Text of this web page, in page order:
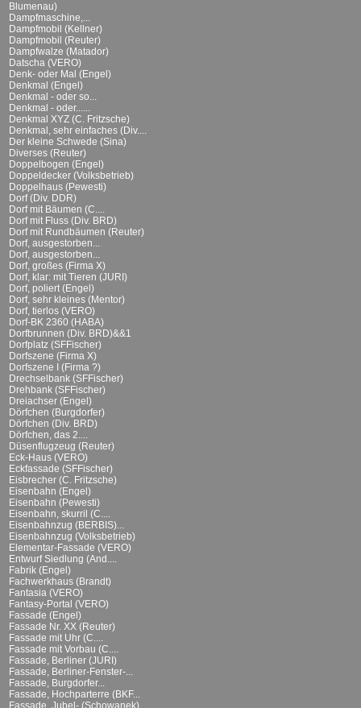
Blumenau)
Dampfmaschine,...
Dampfmobil (Kellner)
Dampfmobil (Reuter)
Dampfwalze (Matador)
Datscha (VERO)
Denk- oder Mal (Engel)
Denkmal (Engel)
Denkmal - oder so...
Denkmal - oder......
Denkmal XYZ (C. Fritzsche)
Denkmal, sehr einfaches (Div....
Der kleine Schwede (Sina)
Diverses (Reuter)
Doppelbogen (Engel)
Doppeldecker (Volksbetrieb)
Doppelhaus (Pewesti)
Dorf (Div. DDR)
Dorf mit Bäumen (C....
Dorf mit Fluss (Div. BRD)
Dorf mit Rundbäumen (Reuter)
Dorf, ausgestorben...
Dorf, ausgestorben...
Dorf, großes (Firma X)
Dorf, klar: mit Tieren (JURI)
Dorf, poliert (Engel)
Dorf, sehr kleines (Mentor)
Dorf, tierlos (VERO)
Dorf-BK 2360 (HABA)
Dorfbrunnen (Div. BRD)&&1
Dorfplatz (SFFischer)
Dorfszene (Firma X)
Dorfszene I (Firma ?)
Drechselbank (SFFischer)
Drehbank (SFFischer)
Dreiachser (Engel)
Dörfchen (Burgdorfer)
Dörfchen (Div. BRD)
Dörfchen, das 2....
Düsenflugzeug (Reuter)
Eck-Haus (VERO)
Eckfassade (SFFischer)
Eisbrecher (C. Fritzsche)
Eisenbahn (Engel)
Eisenbahn (Pewesti)
Eisenbahn, skurril (C....
Eisenbahnzug (BERBIS)...
Eisenbahnzug (Volksbetrieb)
Elementar-Fassade (VERO)
Entwurf Siedlung (And....
Fabrik (Engel)
Fachwerkhaus (Brandt)
Fantasia (VERO)
Fantasy-Portal (VERO)
Fassade (Engel)
Fassade Nr. XX (Reuter)
Fassade mit Uhr (C....
Fassade mit Vorbau (C....
Fassade, Berliner (JURI)
Fassade, Berliner-Fenster-...
Fassade, Burgdorfer...
Fassade, Hochparterre (BKF...
Fassade, Jubel- (Schowanek)